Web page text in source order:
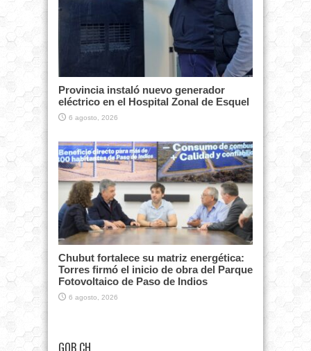
Provincia instaló nuevo generador
eléctrico en el Hospital Zonal de Esquel
6 agosto, 2026
Chubut fortalece su matriz energética:
Torres firmó el inicio de obra del Parque
Fotovoltaico de Paso de Indios
6 agosto, 2026
GOB CH